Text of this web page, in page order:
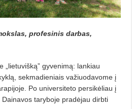
profesinis darbas,
„lietuvišką” gyvenimą: lankiau
sekmadieniais važiuodavome į
Po universiteto persikėliau į
taryboje pradėjau dirbti